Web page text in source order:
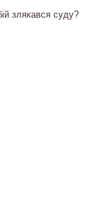
злякався суду?